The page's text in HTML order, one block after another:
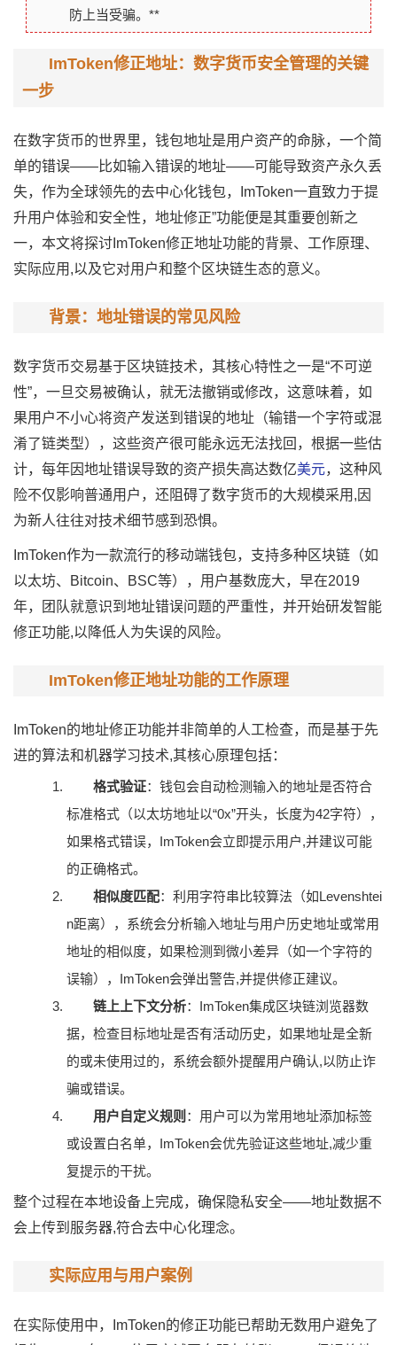
防上当受骗。**
ImToken修正地址：数字货币安全管理的关键
一步
在数字货币的世界里，钱包地址是用户资产的命脉，一个简
单的错误——比如输入错误的地址——可能导致资产永久丢
失，作为全球领先的去中心化钱包，ImToken一直致力于提
升用户体验和安全性，地址修正”功能便是其重要创新之
一，本文将探讨ImToken修正地址功能的背景、工作原理、
实际应用,以及它对用户和整个区块链生态的意义。
背景：地址错误的常见风险
数字货币交易基于区块链技术，其核心特性之一是“不可逆
性”，一旦交易被确认，就无法撤销或修改，这意味着，如
果用户不小心将资产发送到错误的地址（输错一个字符或混
淆了链类型），这些资产很可能永远无法找回，根据一些估
计，每年因地址错误导致的资产损失高达数亿美元，这种风
险不仅影响普通用户，还阻碍了数字货币的大规模采用,因
为新人往往对技术细节感到恐惧。
ImToken作为一款流行的移动端钱包，支持多种区块链（如
以太坊、Bitcoin、BSC等），用户基数庞大，早在2019
年，团队就意识到地址错误问题的严重性，并开始研发智能
修正功能,以降低人为失误的风险。
ImToken修正地址功能的工作原理
ImToken的地址修正功能并非简单的人工检查，而是基于先
进的算法和机器学习技术,其核心原理包括：
格式验证：钱包会自动检测输入的地址是否符合
标准格式（以太坊地址以“0x”开头，长度为42字符），
如果格式错误，ImToken会立即提示用户,并建议可能
的正确格式。
相似度匹配：利用字符串比较算法（如Levenshtei
n距离），系统会分析输入地址与用户历史地址或常用
地址的相似度，如果检测到微小差异（如一个字符的
误输），ImToken会弹出警告,并提供修正建议。
链上上下文分析：ImToken集成区块链浏览器数
据，检查目标地址是否有活动历史，如果地址是全新
的或未使用过的，系统会额外提醒用户确认,以防止诈
骗或错误。
用户自定义规则 ：用户可以为常用地址添加标签
或设置白名单，ImToken会优先验证这些地址,减少重
复提示的干扰。
整个过程在本地设备上完成，确保隐私安全——地址数据不
会上传到服务器,符合去中心化理念。
实际应用与用户案例
在实际使用中，ImToken的修正功能已帮助无数用户避免了